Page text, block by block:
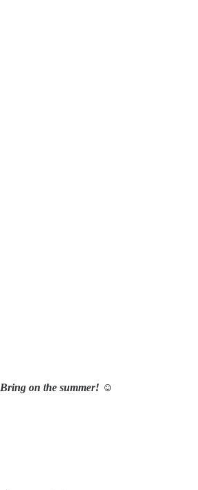
Bring on the summer! ☺